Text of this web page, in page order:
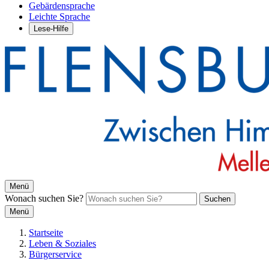
Gebärdensprache
Leichte Sprache
Lese-Hilfe
Menü
Wonach suchen Sie?
Suchen
Menü
Startseite
Leben & Soziales
Bürgerservice